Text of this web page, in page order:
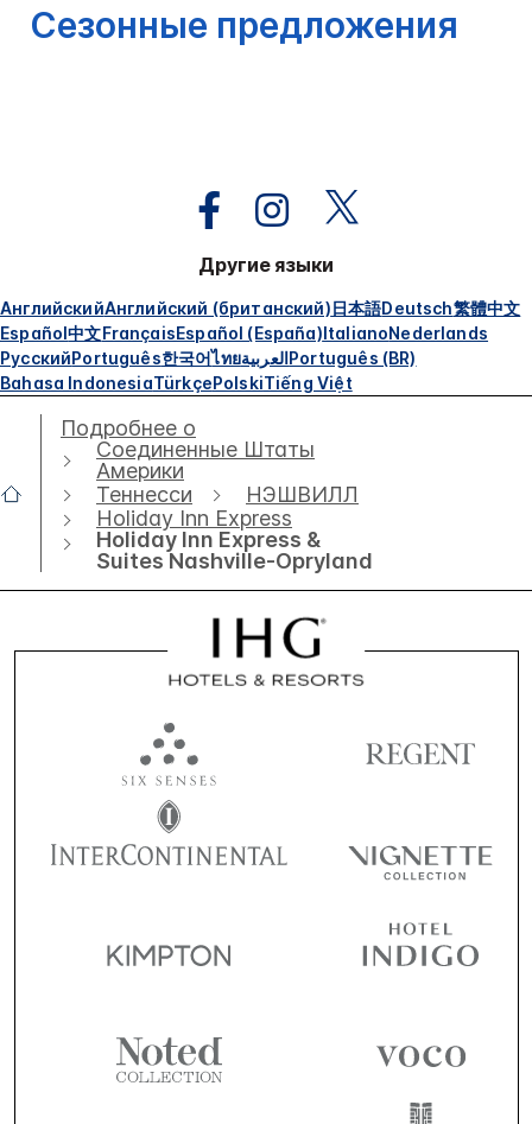
Сезонные предложения
Другие языки
АнглийскийАнглийский (британский)日本語Deutsch繁體中文
Español中文FrançaisEspañol (España)ItalianoNederlands
РусскийPortuguês한국어ไทยالعربيةPortuguês (BR)
Bahasa IndonesiaTürkçePolskiTiếng Việt
Подробнее о
Соединенные Штаты
Америки
Теннесси
НЭШВИЛЛ
Holiday Inn Express
Holiday Inn Express &
Suites Nashville-Opryland